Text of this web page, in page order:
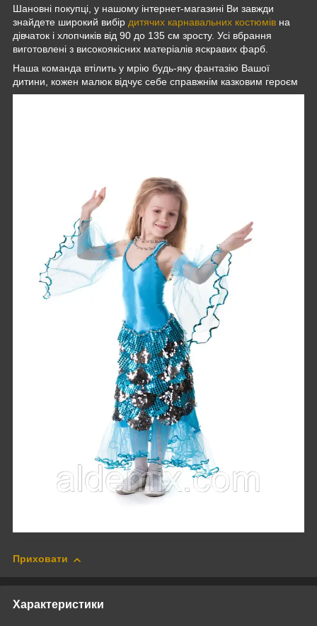
Шановні покупці, у нашому інтернет-магазині Ви завжди
знайдете широкий вибір дитячих карнавальних костюмів на
дівчаток і хлопчиків від 90 до 135 см зросту. Усі вбрання
виготовлені з високоякісних матеріалів яскравих фарб.
Наша команда втілить у мрію будь-яку фантазію Вашої
дитини, кожен малюк відчує себе справжнім казковим героєм
Приховати
Характеристики